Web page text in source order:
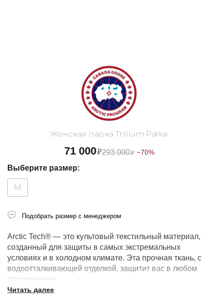
Женская парка Trillium Parka
71 000₽293 000₽ −70%
Arctic Tech® — это культовый текстильный материал,
созданный для защиты в самых экстремальных
условиях и в холодном климате. Эта прочная ткань, с
водоотталкивающей отделкой, защитит вас в любом
приключении.
Читать далее
Выберите размер:
M
Подобрать размер с менеджером